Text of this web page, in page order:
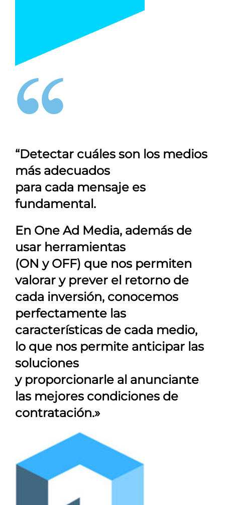
“Detectar cuáles son los medios
más adecuados
para cada mensaje es
fundamental.
En One Ad Media, además de
usar herramientas
(ON y OFF) que nos permiten
valorar y prever el retorno de
cada inversión, conocemos
perfectamente las
características de cada medio,
lo que nos permite anticipar las
soluciones
y proporcionarle al anunciante
las mejores condiciones de
contratación.»